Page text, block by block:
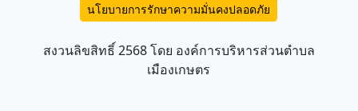
นโยบายการรักษาความมั่นคงปลอดภัย
สงวนลิขสิทธิ์ 2568 โดย องค์การบริหารส่วนตำบล
เมืองเกษตร